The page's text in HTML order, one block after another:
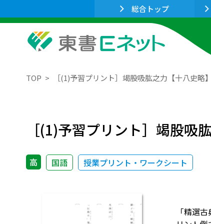
総合トップ
TOP ［(1)予習プリント］竭股吸肱之力【十八史略】
［(1)予習プリント］竭股吸
高 国語 授業プリント・ワークシート
「精選